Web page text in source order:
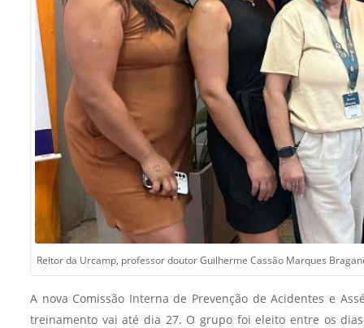
INTEC
-
NPJ
NPS
em
Reitor da Urcamp, professor doutor Guilherme Cassão Marques
A nova Comissão Interna de Prevenção de Acidentes e
treinamento vai até dia 27. O grupo foi eleito entre os